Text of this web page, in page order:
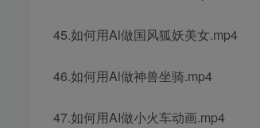
45.如何用Al做国风狐妖美女.mp4
46.如何用Al做神兽坐骑.mp4
47.如何用AI做小火车动画.mp4